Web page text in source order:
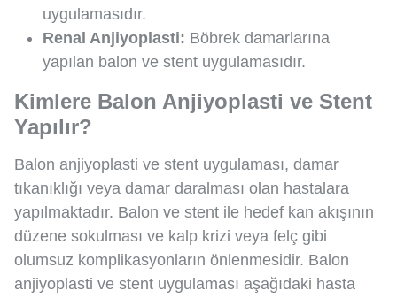
uygulamasıdır.
Renal Anjiyoplasti: Böbrek damarlarına
yapılan balon ve stent uygulamasıdır.
Kimlere Balon Anjiyoplasti ve Stent
Yapılır?
Balon anjiyoplasti ve stent uygulaması, damar
tıkanıklığı veya damar daralması olan hastalara
yapılmaktadır. Balon ve stent ile hedef kan akışının
düzene sokulması ve kalp krizi veya felç gibi
olumsuz komplikasyonların önlenmesidir. Balon
anjiyoplasti ve stent uygulaması aşağıdaki hasta